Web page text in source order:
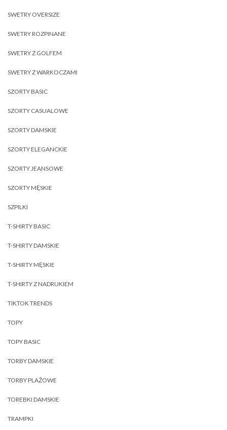
SWETRY OVERSIZE
SWETRY ROZPINANE
SWETRY Z GOLFEM
SWETRY Z WARKOCZAMI
SZORTY BASIC
SZORTY CASUALOWE
SZORTY DAMSKIE
SZORTY ELEGANCKIE
SZORTY JEANSOWE
SZORTY MĘSKIE
SZPILKI
T-SHIRTY BASIC
T-SHIRTY DAMSKIE
T-SHIRTY MĘSKIE
T-SHIRTY Z NADRUKIEM
TIKTOK TRENDS
TOPY
TOPY BASIC
TORBY DAMSKIE
TORBY PLAŻOWE
TOREBKI DAMSKIE
TRAMPKI